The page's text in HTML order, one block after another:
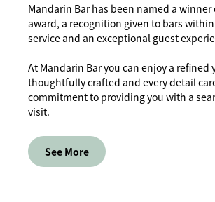
Mandarin Bar has been named a winner
award, a recognition given to bars
service and an exceptional guest
At Mandarin Bar you can enjoy a
thoughtfully crafted and every detail
commitment to providing you with a
visit.
See More